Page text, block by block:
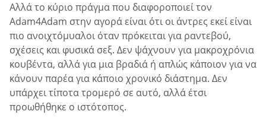
Αλλά το κύριο πράγμα που διαφοροποιεί τον
Adam4Adam στην αγορά είναι ότι οι άντρες εκεί είναι
πιο ανοιχτόμυαλοι όταν πρόκειται για ραντεβού,
σχέσεις και φυσικά σεξ. Δεν ψάχνουν για μακροχρόνια
κουβέντα, αλλά για μια βραδιά ή απλώς κάποιον για να
κάνουν παρέα για κάποιο χρονικό διάστημα. Δεν
υπάρχει τίποτα τρομερό σε αυτό, αλλά έτσι
προωθήθηκε ο ιστότοπος.